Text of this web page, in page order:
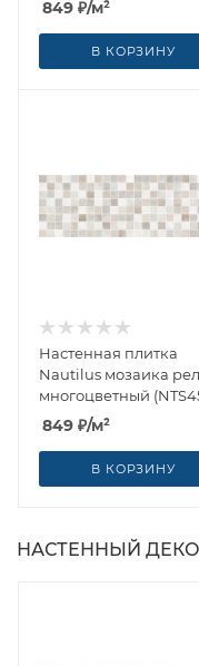
(Россия)
849 ₽/м²
В КОРЗИНУ
Настенная плитка
Nautilus мозаика
многоцветный
19.8x59.8 от Cersanit
(Россия)
849 ₽/м²
В КОРЗИНУ
НАСТЕННЫЙ